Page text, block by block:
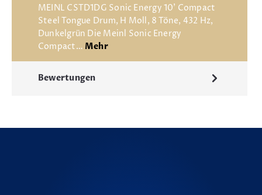
MEINL CSTD1DG Sonic Energy 10' Compact
Steel Tongue Drum, H Moll, 8 Töne, 432 Hz,
Dunkelgrün Die Meinl Sonic Energy
Compact… Mehr
Bewertungen